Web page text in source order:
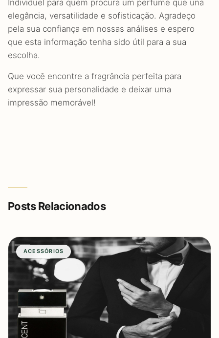
Individuel para quem procura um perfume que una
elegância, versatilidade e sofisticação. Agradeço
pela sua confiança em nossas análises e espero
que esta informação tenha sido útil para a sua
escolha.
Que você encontre a fragrância perfeita para
expressar sua personalidade e deixar uma
impressão memorável!
Posts Relacionados
ACESSÓRIOS